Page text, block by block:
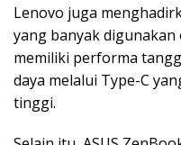
Lenovo juga
yang banyak
memiliki performa
daya melalui Type-C
tinggi.